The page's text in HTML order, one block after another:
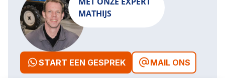
MATHIJS
START EEN GESPREK MAIL ONS